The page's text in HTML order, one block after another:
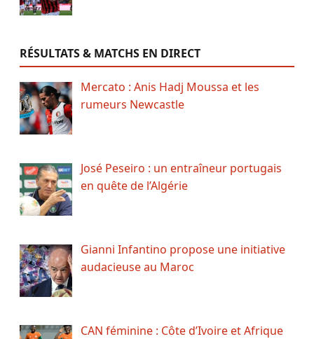
RÉSULTATS & MATCHS EN DIRECT
Mercato : Anis Hadj Moussa et les
rumeurs Newcastle
José Peseiro : un entraîneur portugais
en quête de l’Algérie
Gianni Infantino propose une initiative
audacieuse au Maroc
CAN féminine : Côte d’Ivoire et Afrique